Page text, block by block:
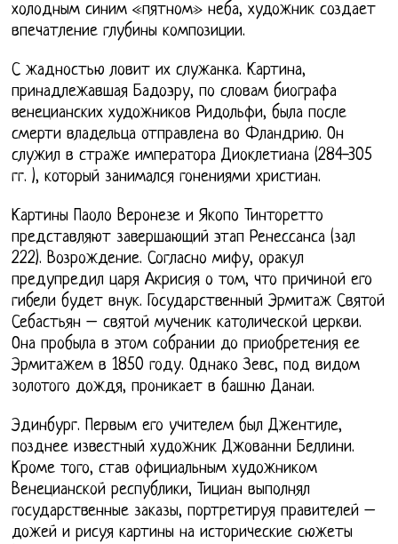
холодным синим «пятном» неба, художник создает
впечатление глубины композиции.
С жадностью ловит их служанка. Картина,
принадлежавшая Бадоэру, по словам биографа
венецианских художников Ридольфи, была после
смерти владельца отправлена во Фландрию. Он
служил в страже императора Диоклетиана (284-305
гг. ), который занимался гонениями христиан.
Картины Паоло Веронезе и Якопо Тинторетто
представляют завершающий этап Ренессанса (зал
222). Возрождение. Согласно мифу, оракул
предупредил царя Акрисия о том, что причиной его
гибели будет внук. Государственный Эрмитаж Святой
Себастьян – святой мученик католической церкви.
Она пробыла в этом собрании до приобретения ее
Эрмитажем в 1850 году. Однако Зевс, под видом
золотого дождя, проникает в башню Данаи.
Эдинбург. Первым его учителем был Джентиле,
позднее известный художник Джованни Беллини.
Кроме того, став официальным художником
Венецианской республики, Тициан выполнял
государственные заказы, портретируя правителей –
дожей и рисуя картины на исторические сюжеты